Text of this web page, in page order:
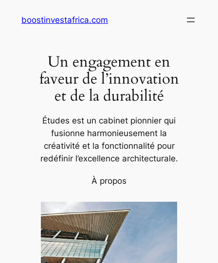
boostinvestafrica.com
Un engagement en
faveur de l’innovation
et de la durabilité
Études est un cabinet pionnier qui
fusionne harmonieusement la
créativité et la fonctionnalité pour
redéfinir l’excellence architecturale.
À propos